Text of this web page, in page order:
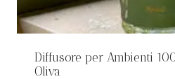
Diffusore per Ambienti
Oliva